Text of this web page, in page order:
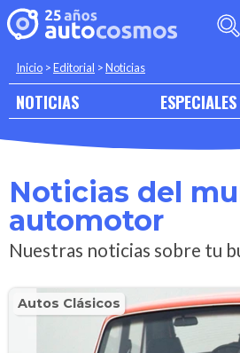
Inicio >Editorial >Noticias
NOTICIAS ESPECIALES
Noticias del
automotor
Nuestras noticias sobre tu
Autos Clásicos